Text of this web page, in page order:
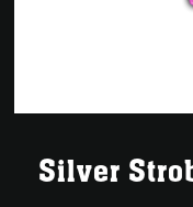
Silver